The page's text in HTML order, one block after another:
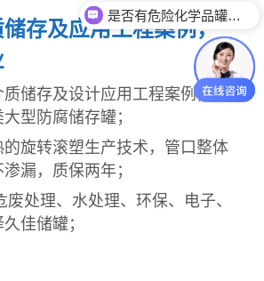
存及应用工程案例，
储存及设计应用工程案例，研
型防腐储存罐；
旋转滚塑生产技术，管口整体
漏，质保两年；
废处理、水处理、环保、电子、
佳储罐；
是否有危险化学品罐体生产资质？